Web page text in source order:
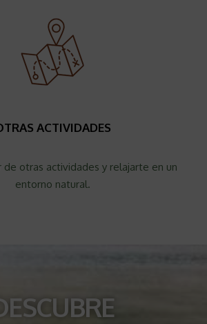
ACTIVIDADES
de otras actividades y relajarte en un
entorno natural.